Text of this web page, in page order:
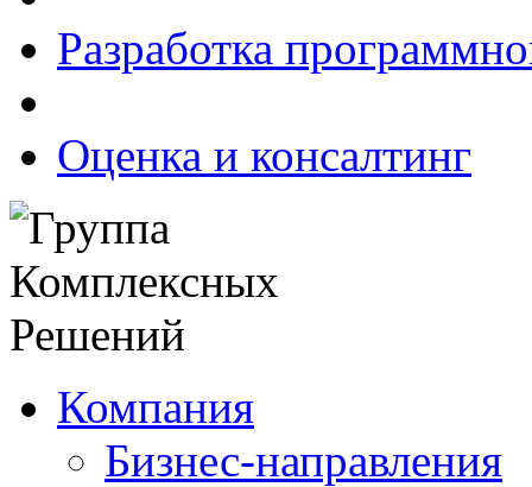
Разработка
Оценка и консалтинг
Компания
Бизнес-направления